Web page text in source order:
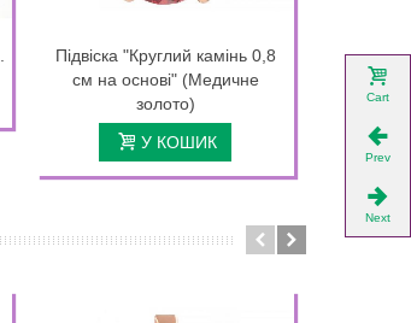
Підвіска "Круглий камінь 0,8
см на основі" (Медичне
золото)
У КОШИК
Cart
Prev
Next